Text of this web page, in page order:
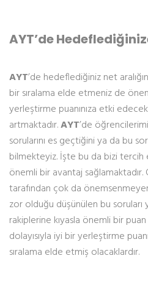
AYT’de
AYT’de hedeflediğiniz net
bir sıralama elde etmeniz de
yerleştirme puanınıza etki
artmaktadır.AYT’de
sorularını es geçtiğini ya da bu
bilmekteyiz. İşte bu da bizi
önemli bir avantaj
tarafından çok da
zor olduğu düşünülen bu
rakiplerine kıyasla önemli bir
dolayısıyla iyi bir yerleştirme
sıralama elde etmiş olacaklardır.